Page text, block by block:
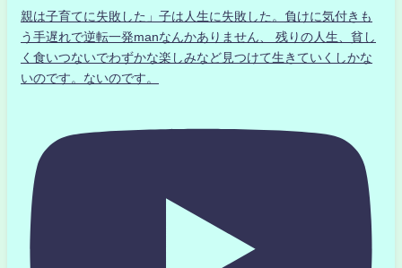
親は子育てに失敗した」子は人生に失敗した。負けに気付きも
う手遅れで逆転一発manなんかありません、 残りの人生、貧し
く食いつないでわずかな楽しみなど見つけて生きていくしかな
いのです。ないのです。